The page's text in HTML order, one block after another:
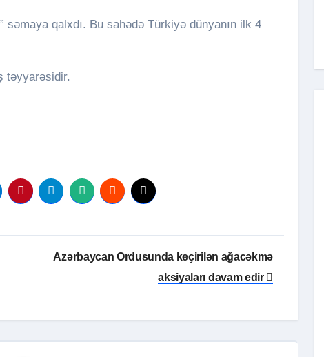
qalxdı. Bu sahədə Türkiyə dünyanın ilk 4
təyyarəsidir.
Azərbaycan Ordusunda keçirilən ağacəkmə
aksiyaları davam edir